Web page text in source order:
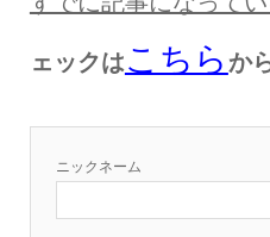
ェックはこちら か
ニックネーム